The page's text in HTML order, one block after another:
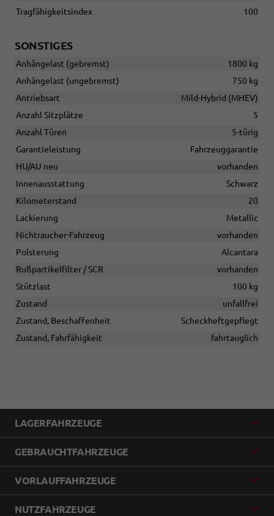
Tragfähigkeitsindex
100
SONSTIGES
Anhängelast (gebremst)
1800 kg
Anhängelast (ungebremst)
750 kg
Antriebsart
Mild-Hybrid (MHEV)
Anzahl Sitzplätze
5
Anzahl Türen
5-türig
Garantieleistung
Fahrzeuggarantie
HU/AU neu
vorhanden
Innenausstattung
Schwarz
Kilometerstand
20
Lackierung
Metallic
Nichtraucher-Fahrzeug
vorhanden
Polsterung
Alcantara
Rußpartikelfilter / SCR
vorhanden
Stützlast
100 kg
Zustand
unfallfrei
Zustand, Beschaffenheit
Scheckheftgepflegt
Zustand, Fahrfähigkeit
fahrtauglich
LAGERFAHRZEUGE
GEBRAUCHTFAHRZEUGE
VORLAUFFAHRZEUGE
NUTZFAHRZEUGE